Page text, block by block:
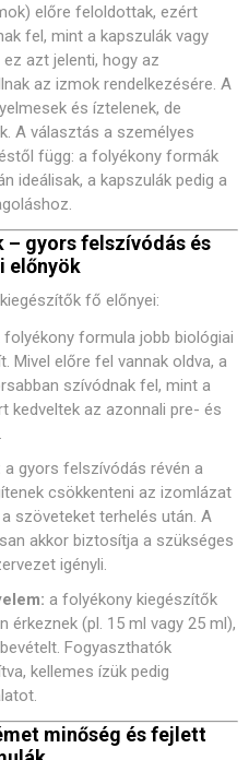
előre feloldottak, ezért
fel, mint a kapszulák vagy
azt jelenti, hogy az
az izmok rendelkezésére. A
és íztelenek, de
A választás a személyes
függ: a folyékony formák
ideálisak, a kapszulák pedig a
– gyors felszívódás és
előnyök
fő előnyei:
folyékony formula jobb biológiai
előre fel vannak oldva, a
szívódnak fel, mint a
kedveltek az azonnali pre- és
a gyors felszívódás révén a
csökkenteni az izomlázat
szöveteket terhelés után. A
akkor biztosítja a szükséges
igényli.
a folyékony kiegészítők
érkeznek (pl. 15 ml vagy 25 ml),
Fogyaszthatók
kellemes ízük pedig
minőség és fejlett